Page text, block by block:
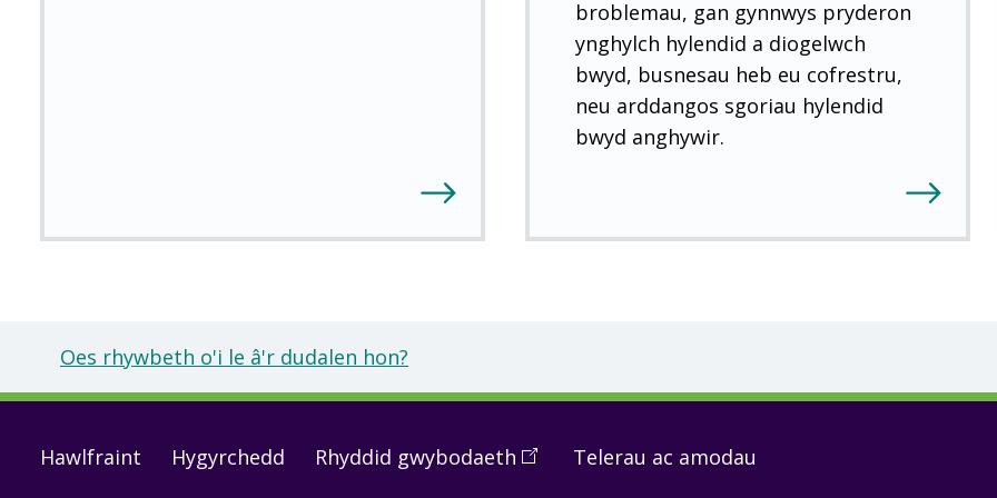
broblemau, gan gynnwys pryderon
ynghylch hylendid a diogelwch
bwyd, busnesau heb eu cofrestru,
neu arddangos sgoriau hylendid
bwyd anghywir.
Oes rhywbeth o'i le â'r dudalen hon?
Footer
Hawlfraint Hygyrchedd Rhyddid gwybodaeth (OpenTelerau ac amodau